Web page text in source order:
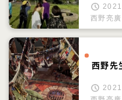
イズし
へん、
西野亮
西野先